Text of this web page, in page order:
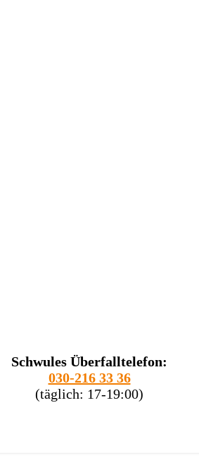
Schwules Überfalltelefon:
030-216 33 36
(täglich: 17-19:00)